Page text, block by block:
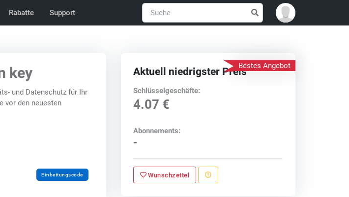
Rabatte Support
key
und Datenschutz für Ihr
vor den neuesten
Einbettungscode
Bestes Angebot
Aktuell niedrigster Preis
Schlüsselgeschäfte:
4.07 €
Abonnements:
-
Wunschzettel